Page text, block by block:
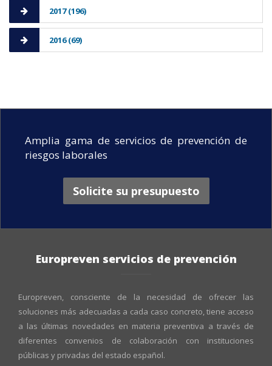
2017 (196)
2016 (69)
Amplia gama de servicios de prevención de
riesgos laborales
Solicite su presupuesto
Europreven servicios de prevención
Europreven, consciente de la necesidad de ofrecer las
soluciones más adecuadas a cada caso concreto, tiene acceso
a las últimas novedades en materia preventiva a través de
diferentes convenios de colaboración con instituciones
públicas y privadas del estado español.